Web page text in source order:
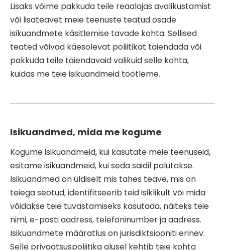
Lisaks võime pakkuda teile reaalajas avalikustamist
või lisateavet meie teenuste teatud osade
isikuandmete käsitlemise tavade kohta. Sellised
teated võivad käesolevat poliitikat täiendada või
pakkuda teile täiendavaid valikuid selle kohta,
kuidas me teie isikuandmeid töötleme.
Isikuandmed, mida me kogume
Kogume isikuandmeid, kui kasutate meie teenuseid,
esitame isikuandmeid, kui seda saidil palutakse.
Isikuandmed on üldiselt mis tahes teave, mis on
teiega seotud, identifitseerib teid isiklikult või mida
võidakse teie tuvastamiseks kasutada, näiteks teie
nimi, e-posti aadress, telefoninumber ja aadress.
Isikuandmete määratlus on jurisdiktsiooniti erinev.
Selle privaatsuspoliitika alusel kehtib teie kohta